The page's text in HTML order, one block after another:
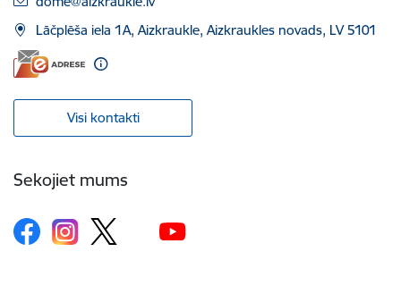
Lāčplēša iela 1A, Aizkraukle, Aizkraukles novads, LV 5101
Visi kontakti
Sekojiet mums